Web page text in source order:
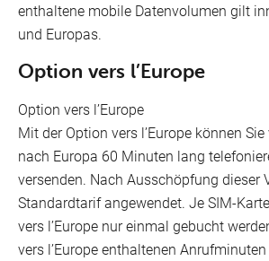
enthaltene mobile Datenvolumen gilt
und Europas.
Option vers l’Europe
Option vers l’Europe
Mit der Option vers l’Europe können
nach Europa 60 Minuten lang
versenden. Nach Ausschöpfung dieser
Standardtarif angewendet. Je SIM-
vers l’Europe nur einmal gebucht
vers l’Europe enthaltenen